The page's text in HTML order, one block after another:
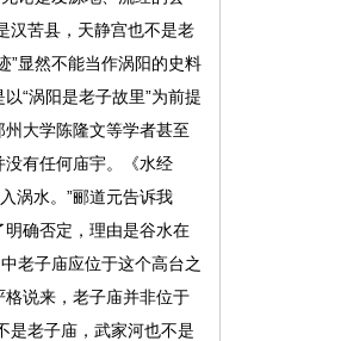
汉苦县，天静宫也不是老
”显然不能当作涡阳的史料
“涡阳是老子故里”为前提
大学陈隆文等学者甚至
有任何庙宇。《水经
涡水。”郦道元告诉我
确否定，理由是谷水在
老子庙应位于这个高台之
说来，老子庙并非位于
是老子庙，武家河也不是